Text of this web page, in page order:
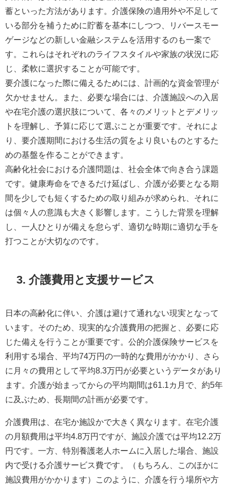
蓄といった方法があります。介護保険の適用外や不足して
いる部分を補うために貯蓄を基本にしつつ、リバースモー
ゲージなどの新しい金融システムを活用するのも一案で
す。これらはそれぞれのライフスタイルや家族の状況に応
じ、柔軟に選択することが可能です。
要介護になった際に備えるためには、計画的な資金管理が
欠かせません。また、必要な場合には、介護施設への入居
や在宅介護の選択肢について、各々のメリットとデメリッ
トを理解し、予算に応じて選ぶことが重要です。それによ
り、要介護期間における生活の質をより良いものとするた
めの基盤を作ることができます。
高齢化社会における介護問題は、社会全体で向き合う課題
です。健康寿命をできるだけ延ばし、介護が必要となる期
間を少しでも短くするための取り組みが求められ、それに
は個々人の意識も大きく影響します。こうした背景を理解
し、一人ひとりが備えを怠らず、適切な時期に適切な手を
打つことが大切なのです。
3. 介護費用と支援サービス
日本の高齢化に伴い、介護は避けて通れない現実となって
います。そのため、現実的な介護費用の把握と、必要に応
じた備えを行うことが重要です。公的介護保険サービスを
利用する場合、平均74万円の一時的な費用がかかり、さら
に月々の費用として平均8.3万円が必要というデータがあり
ます。介護が始まってからの平均期間は61.1カ月で、約5年
に及ぶため、長期間の計画が必要です。
介護費用は、在宅か施設かで大きく異なります。在宅介護
の月額費用は平均4.8万円ですが、施設介護では平均12.2万
円です。一方、特別養護老人ホームに入居した場合、施設
内で受ける介護サービス費です。（もちろん、このほかに
施設費用がかかります）このように、介護を行う場所や方